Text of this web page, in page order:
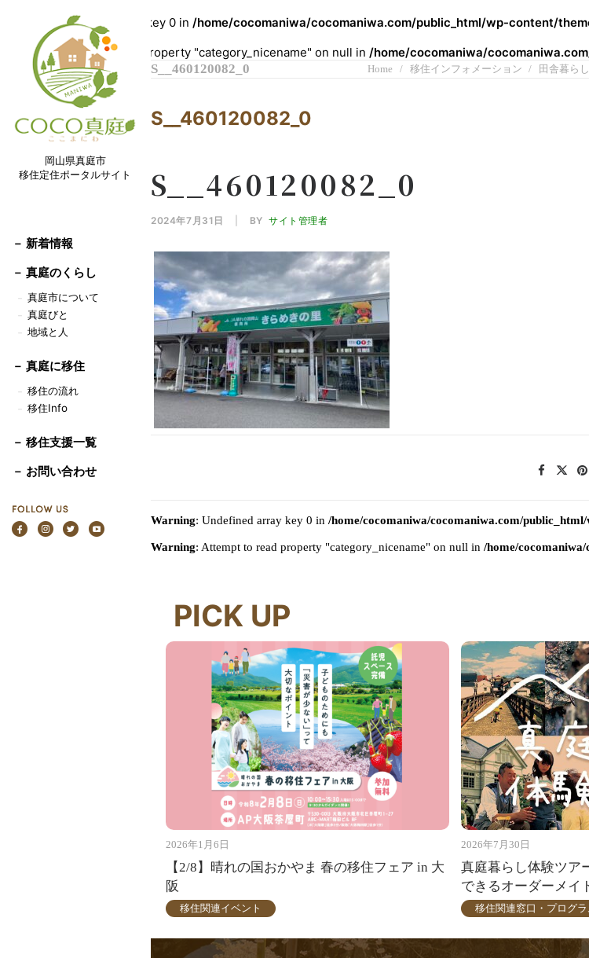
: Undefined array key 0 in /home/cocomaniwa/cocomaniwa.com/public_html/wp-content/
Warning : Attempt to read property "category_nicename" on null in /home/cocomaniwa/
岡山県真庭市
移住定住ポータルサイト
－ 新着情報
－ 真庭のくらし
－ 真庭市について
－ 真庭びと
－ 地域と人
－ 真庭に移住
－ 移住の流れ
－ 移住Info
－ 移住支援一覧
－ お問い合わせ
S__460120082_0 Home 移住インフォメーション 田舎暮ら
S__460120082_0
S__460120082_0
2024年7月31日 BY サイト管理者
Warning: Undefined array key 0 in /home/cocomaniwa/cocomaniwa.com/
Warning: Attempt to read property "category_nicename" on null in /home/
PICK UP
2026年1月6日
【2/8】晴れの国おかやま 春の移住フェア in 大
阪
移住関連イベント
2026年7月30日
真庭暮らし体験ツア
できるオーダーメイ
移住関連窓口・プログラ